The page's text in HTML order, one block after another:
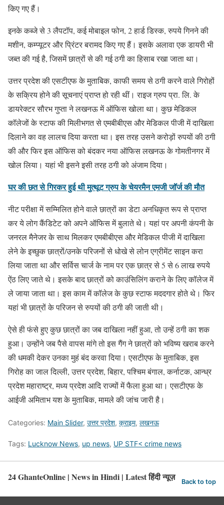
किए गए हैं।
इनके कब्जे से 3 लैपटॉप, कई मोबाइल फोन, 2 हार्ड डिस्क, रुपये गिनने की
मशीन, कम्प्यूटर और प्रिंटर बरामद किए गए हैं। इसके अलावा एक डायरी भी
जब्त की गई है, जिसमें छात्रों से की गई ठगी का हिसाब रखा जाता था।
उत्तर प्रदेश की एसटीएफ के मुताबिक, काफी समय से ठगी करने वाले गिरोहों
के सक्रिय होने की सूचनाएं प्राप्त हो रही थीं। राइज ग्रुप प्रा. लि. के
डायरेक्टर सौरभ गुप्ता ने लखनऊ में ऑफिस खोला था। कुछ मेडिकल
कॉलेजों के स्टाफ की मिलीभगत से एमबीबीएस और मेडिकल पीजी में दाखिला
दिलाने का वह लालच दिया करता था। इस तरह उसने करोड़ों रुपयों की ठगी
की और फिर इस ऑफिस को बंदकर नया ऑफिस लखनऊ के गोमतीनगर में
खोल लिया। यहां भी इसने इसी तरह ठगी को अंजाम दिया।
घर की छत से गिरकर हुई थी मुत्थूट ग्रुप के चेयरमैन एमजी जॉर्ज की मौत
नीट परीक्षा में सम्मिलित होने वाले छात्रों का डेटा अनधिकृत रूप से प्राप्त
कर ये लोग कैंडिटेट को अपने ऑफिस में बुलाते थे। यहां पर अपनी कंपनी के
जनरल मैनेजर के साथ मिलकर एमबीबीएस और मेडिकल पीजी में दाखिला
लेने के इच्छुक छात्रों/उनके परिजनों से धोखे से लोन एग्रीमेंट साइन करा
लिया जाता था और सर्विस चार्ज के नाम पर एक छात्र से 5 से 6 लाख रुपये
ऐंठ लिए जाते थे। इसके बाद छात्रों को काउंसिलिंग कराने के लिए कॉलेज में
ले जाया जाता था। इस काम में कॉलेज के कुछ स्टाफ मददगार होते थे। फिर
यहां भी छात्रों के परिजन से रुपयों की ठगी की जाती थी।
ऐसे ही फंसे हुए कुछ छात्रों का जब दाखिला नहीं हुआ, तो उन्हें ठगी का शक
हुआ। उन्होंने जब पैसे वापस मांगे तो इस गैंग ने छात्रों को भविष्य खराब करने
की धमकी देकर उनका मुहं बंद करवा दिया। एसटीएफ के मुताबिक, इस
गिरोह का जाल दिल्ली, उत्तर प्रदेश, बिहार, पश्चिम बंगाल, कर्नाटक, आन्ध्र
प्रदेश महाराष्ट्र, मध्य प्रदेश आदि राज्यों में फैला हुआ था। एसटीएफ के
आईजी अमिताभ यश के मुताबिक, मामले की जांच जारी है।
Categories: Main Slider, उत्तर प्रदेश, क्राइम, लखनऊ
Tags: Lucknow News, up news, UP STF< crime news
24 GhanteOnline | News in Hindi | Latest हिंदी न्यूज़ Back to top